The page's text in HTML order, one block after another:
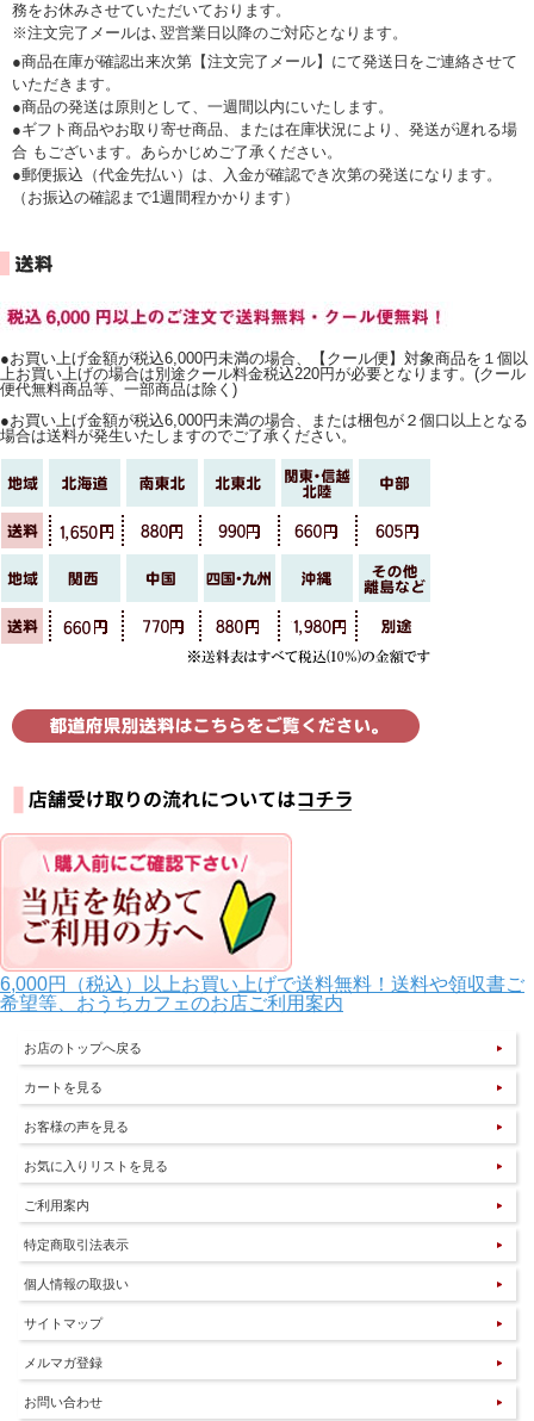
務をお休みさせていただいております。
※注文完了メールは､翌営業日以降のご対応となります。
●商品在庫が確認出来次第【注文完了メール】にて発送日をご連絡させて
いただきます。
●商品の発送は原則として、一週間以内にいたします。
●ギフト商品やお取り寄せ商品、または在庫状況により、発送が遅れる場
合 もございます。あらかじめご了承ください。
●郵便振込（代金先払い）は、入金が確認でき次第の発送になります。
（お振込の確認まで1週間程かかります）
●お買い上げ金額が税込6,000円未満の場合、【クール便】対象商品を１個以
上お買い上げの場合は別途クール料金税込220円が必要となります。(クール
便代無料商品等、一部商品は除く)
●お買い上げ金額が税込6,000円未満の場合、または梱包が２個口以上となる
場合は送料が発生いたしますのでご了承ください。
6,000円（税込）以上お買い上げで送料無料！送料や領収書ご
希望等、おうちカフェのお店ご利用案内
お店のトップへ戻る
カートを見る
お客様の声を見る
お気に入りリストを見る
ご利用案内
特定商取引法表示
個人情報の取扱い
サイトマップ
メルマガ登録
お問い合わせ